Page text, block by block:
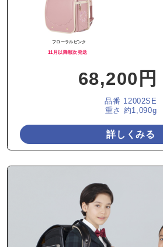
フローラルピンク
11月以降順次発送
68,200円
品番 12002SE
重さ 約1,090g
詳しくみる